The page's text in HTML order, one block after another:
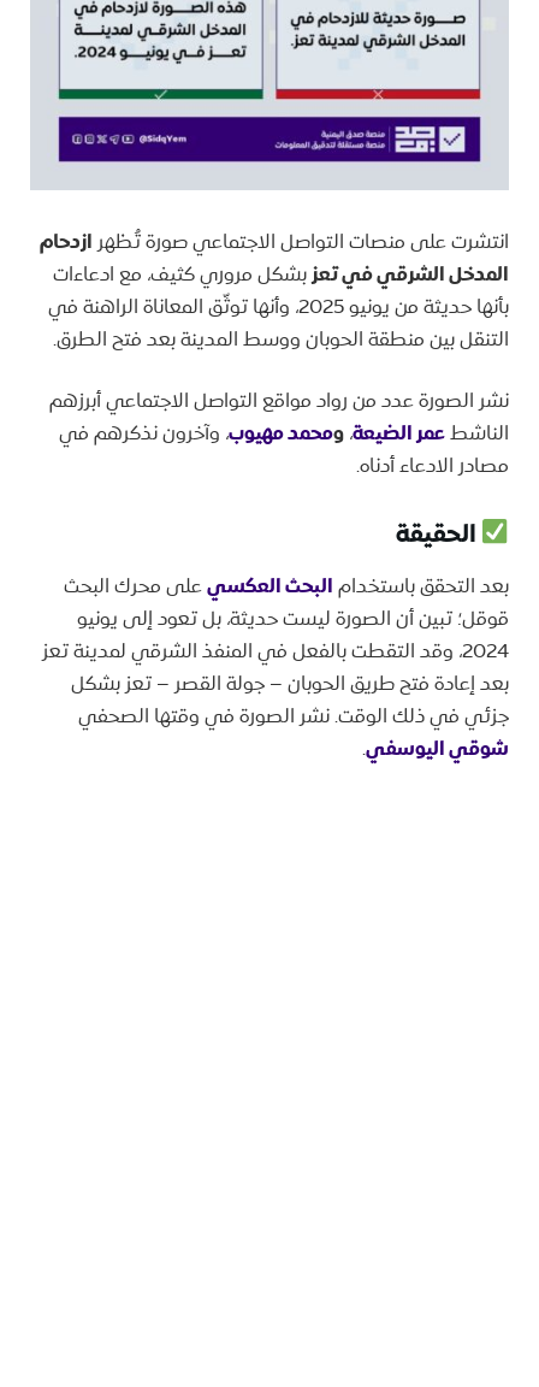
انتشرت على منصات التواصل الاجتماعي صورة تُظهرازدحام
المدخل الشرقي في تعزبشكل مروري كثيف، مع ادعاءات
بأنها حديثة من يونيو 2025، وأنها توثّق المعاناة الراهنة في
التنقل بين منطقة الحوبان ووسط المدينة بعد فتح الطرق.
نشر الصورة عدد من رواد مواقع التواصل الاجتماعي أبرزهم
الناشطعمر الضيعة،ومحمد مهيوب، وآخرون نذكرهم في
مصادر الادعاء أدناه.
الحقيقة
بعد التحقق باستخدامالبحث العكسيعلى محرك البحث
قوقل؛ تبين أن الصورة ليست حديثة، بل تعود إلى يونيو
2024، وقد التقطت بالفعل في المنفذ الشرقي لمدينة تعز
بعد إعادة فتح طريق الحوبان – جولة القصر – تعز بشكل
جزئي في ذلك الوقت. نشر الصورة في وقتها الصحفي
شوقي اليوسفي.